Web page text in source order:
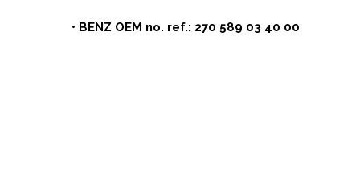
• BENZ OEM no. ref.: 270 589 03 40 00